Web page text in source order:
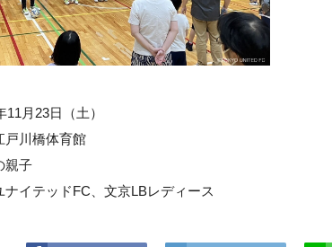
月23日（土）
川橋体育館
親子
イテッドFC、文京LBレディース